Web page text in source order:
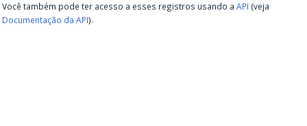
Você também pode ter acesso a esses registros usando a API (veja
Documentação da API).